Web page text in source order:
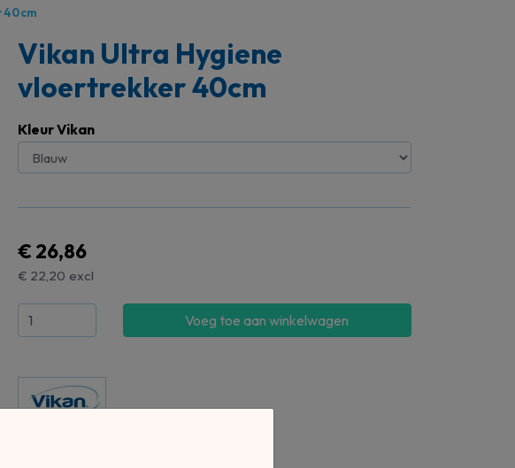
40cm
Vikan Ultra Hygiene
vloertrekker 40cm
Kleur Vikan
€ 26,86
€ 22,20 excl
Voeg toe aan winkelwagen